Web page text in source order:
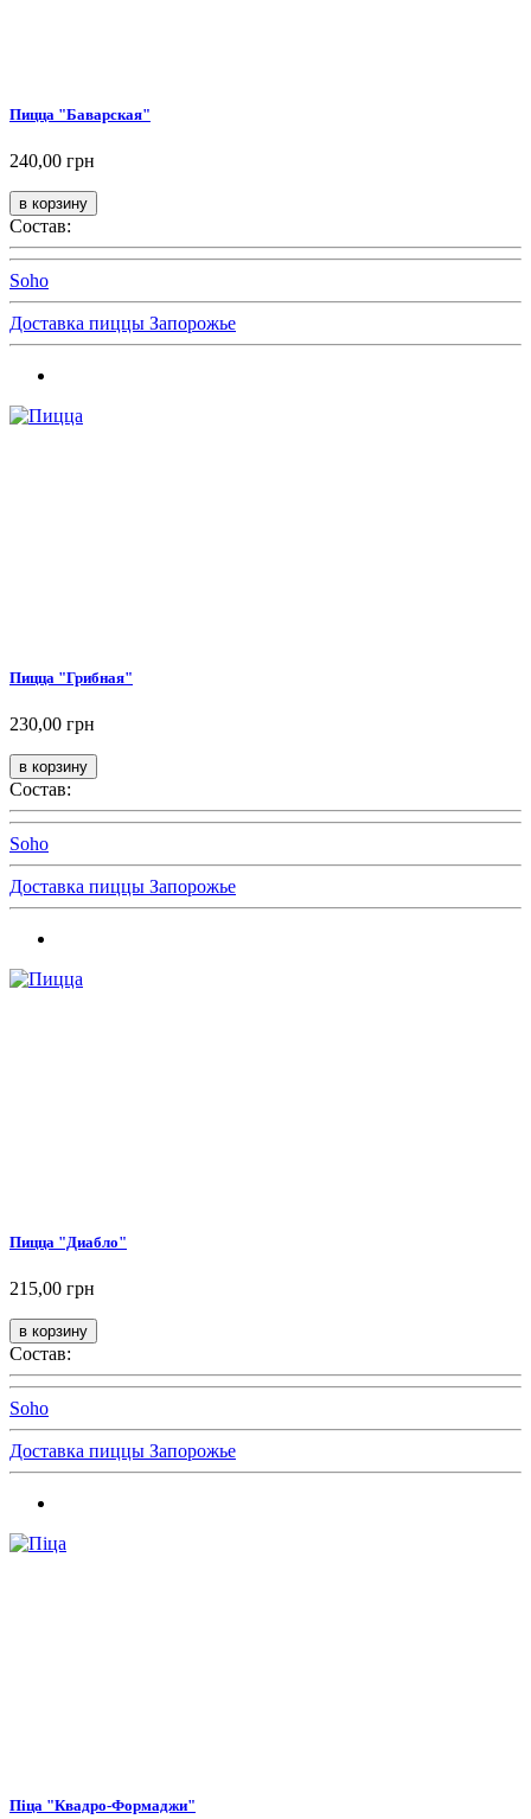
Пицца "Баварская"
240,00 грн
Состав:
Soho
Доставка пиццы Запорожье
Пицца "Грибная"
230,00 грн
Состав:
Soho
Доставка пиццы Запорожье
Пицца "Диабло"
215,00 грн
Состав:
Soho
Доставка пиццы Запорожье
Піца "Квадро-Формаджи"